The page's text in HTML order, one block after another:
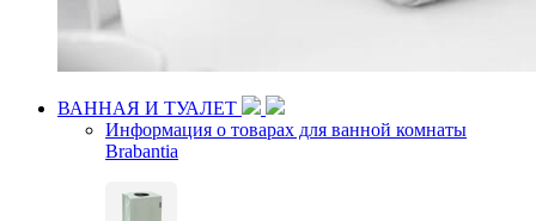
ВАННАЯ И ТУАЛЕТ
Информация о товарах для ванной комнаты
Brabantia